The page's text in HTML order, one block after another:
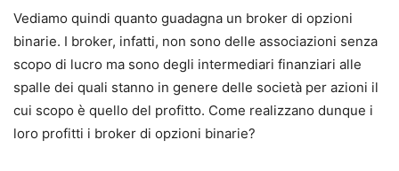
Vediamo quindi quanto guadagna un broker di opzioni
binarie. I broker, infatti, non sono delle associazioni senza
scopo di lucro ma sono degli intermediari finanziari alle
spalle dei quali stanno in genere delle società per azioni il
cui scopo è quello del profitto. Come realizzano dunque i
loro profitti i broker di opzioni binarie?